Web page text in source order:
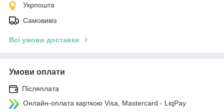
Укрпошта
Самовивіз
Всі умови доставки
Умови оплати
Післяплата
Онлайн-оплата карткою Visa, Mastercard - LiqPay